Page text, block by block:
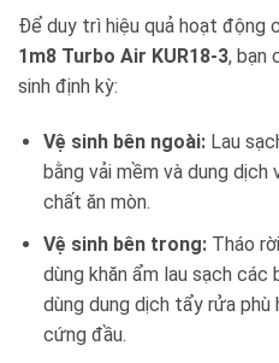
Để duy trì hiệu quả hoạt động
1m8 Turbo Air KUR18-3, bạn
sinh định kỳ:
Vệ sinh bên ngoài:Lau
bằng vải mềm và dung dịch
chất ăn mòn.
Vệ sinh bên trong:Tháo
dùng khăn ẩm lau sạch
dùng dung dịch tẩy rửa
cứng đầu.